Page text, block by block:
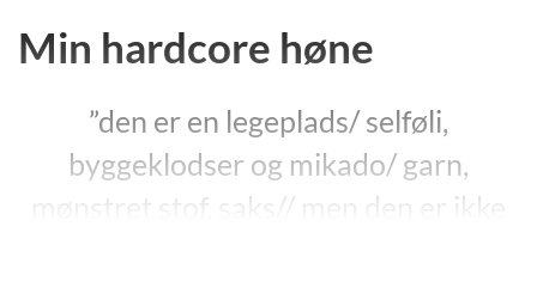
Min hardcore høne
”den er en legeplads/ selføli,
byggeklodser og mikado/ garn,
mønstret stof, saks// men den er ikke